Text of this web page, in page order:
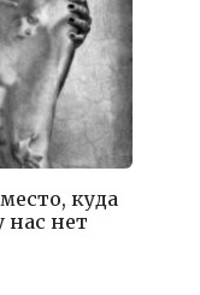
куда
нас нет